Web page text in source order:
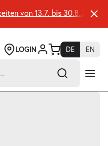
von 13.7. bis 30.8.2026
LOGIN DE
EN